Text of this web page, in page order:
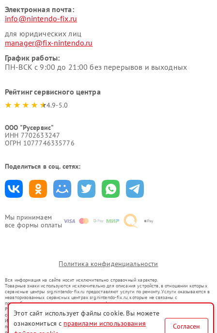
Мы принимаем
все формы оплаты
Электронная почта:
info@nintendo-fix.ru
для юридических лиц
manager@fix-nintendo.ru
График работы:
ПН-ВСК с 9:00 до 21:00 без перерывов и выходных
Рейтинг сервисного центра
4.9-5.0
ООО "Русервис"
ИНН 7702633247
ОГРН 1077746335776
Поделиться в соц. сетях:
Политика конфиденциальности
Вся информация на сайте носит исключительно справочный характер.
Товарные знаки используются исключительно для описания устройств, в отношении которых
сервисные центры srg.nintendo-fix.ru предоставляют услуги по ремонту. Услуги оказываются в
неавторизованных сервисных центрах srg.nintendo-fix.ru, которые не связаны с
правообладателями товарных знаков или их официальными представителями.
Ремонт осуществляется для устройств, уже введенных в гражданский оборот в соответствии
со статьей 1487 ГК РФ.
Использование товарных знаков не преследует цели индивидуализации услуг или введения
потребителей в заблуждение, а служит для информирования о предоставляемых услугах по
Этот сайт использует файлы cookie. Вы можете
ознакомиться с правилами использования
Согласен